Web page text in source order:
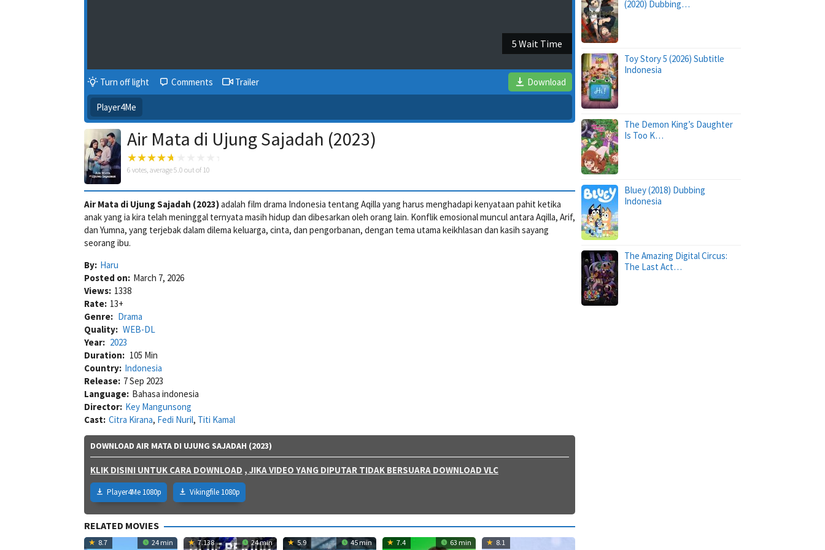
4 Wait Time
Turn off light Comments Trailer Download
Player4Me
Air Mata di Ujung Sajadah (2023)
6 votes, average5.0 out of 10
Air Mata di Ujung Sajadah (2023)adalah film drama Indonesia tentang Aqilla yang harus menghadapi kenyataan pahit ketika
anak yang ia kira telah meninggal ternyata masih hidup dan dibesarkan oleh orang lain. Konflik emosional muncul antara Aqilla, Arif,
dan Yumna, yang terjebak dalam dilema keluarga, cinta, dan pengorbanan, dengan tema utama keikhlasan dan kasih sayang
seorang ibu.
By: Haru
Posted on: March 7, 2026
Views: 1338
Rate: 13+
Genre: Drama
Quality: WEB-DL
Year: 2023
Duration: 105 Min
Country: Indonesia
Release: 7 Sep 2023
Language: Bahasa indonesia
Director: Key Mangunsong
Cast: Citra Kirana, Fedi Nuril, Titi Kamal
DOWNLOAD AIR MATA DI UJUNG SAJADAH (2023)
KLIK DISINI UNTUK CARA DOWNLOAD , JIKA VIDEO YANG DIPUTAR TIDAK BERSUARA DOWNLOAD VLC
Player4Me 1080p Vikingfile 1080p
RELATED MOVIES
8.7 24 min 7.138 24 min 5.9 45 min 7.4 63 min 8.1
(2020) Dubbing…
Toy Story 5 (2026) Subtitle
Indonesia
The Demon King’s Daughter
Is Too K…
Bluey (2018) Dubbing
Indonesia
The Amazing Digital Circus:
The Last Act…